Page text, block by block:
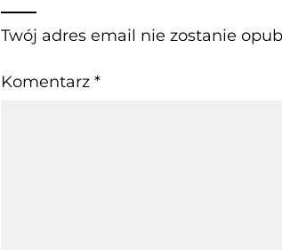
Twój adres email nie zostanie
Komentarz *